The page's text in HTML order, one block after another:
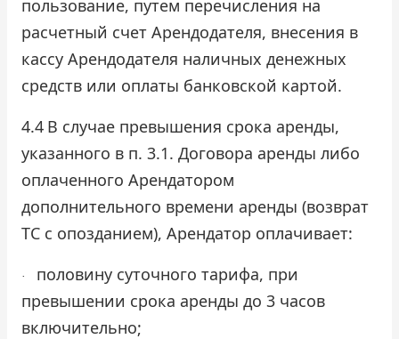
пользование, путем перечисления на
расчетный счет Арендодателя, внесения в
кассу Арендодателя наличных денежных
средств или оплаты банковской картой.
4.4 В случае превышения срока аренды,
указанного в п. 3.1. Договора аренды либо
оплаченного Арендатором
дополнительного времени аренды (возврат
ТС с опозданием), Арендатор оплачивает:
·
половину суточного тарифа, при
превышении срока аренды до 3 часов
включительно;